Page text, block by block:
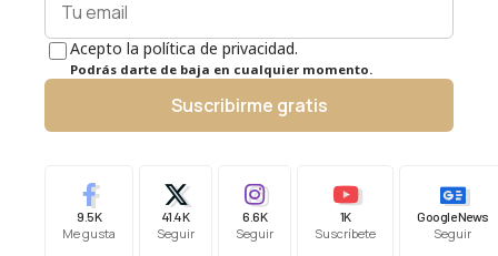
Acepto la política de privacidad.
Podrás darte de baja en cualquier momento.
Suscribirme gratis
9.5K
Me gusta
41.4K
Seguir
6.6K
Seguir
1K
Suscríbete
Google News
Seguir